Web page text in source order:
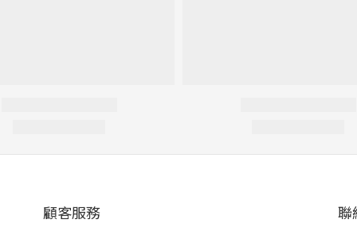
顧客服務 聯